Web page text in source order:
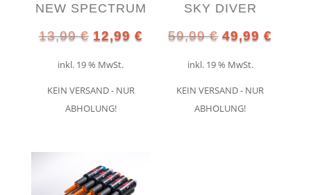
NEW SPECTRUM
13,99€ Ursprünglicher
Preis
13,99 €
12,99 € Aktueller
12,99 €.
inkl. 19 % MwSt.
KEIN VERSAND - NUR
ABHOLUNG!
SKY DIVER
59,99€
Preis
59,99 €
49,99€
inkl. 19 % MwSt.
KEIN VERSAND - NUR
ABHOLUNG!